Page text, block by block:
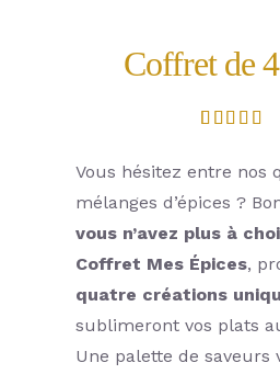
Notre constat
La génèse du projet
E-book
L’équipe
Coffret de
surnotation
client
Vous hésitez entre nos
mélanges d’épices ?
vous n’avez plus à
Coffret Mes Épices,
quatre créations
sublimeront vos plats
Une palette de saveurs